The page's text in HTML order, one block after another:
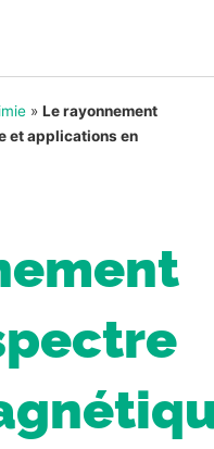
» Le rayonnement
et applications en